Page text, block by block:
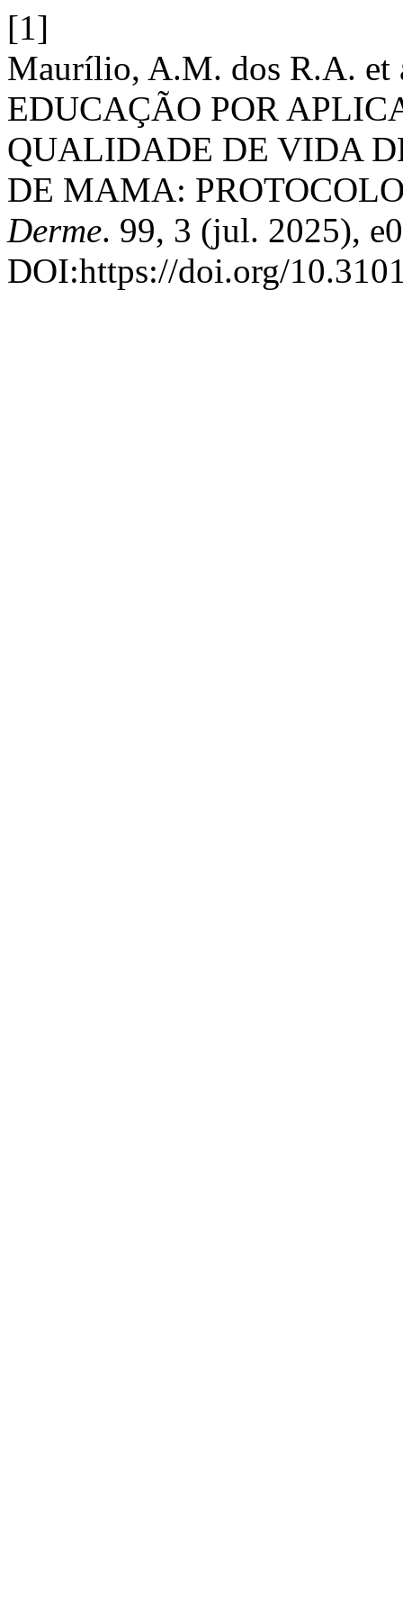
[1]
Maurílio, A.M. dos R.A. et
EDUCAÇÃO POR
QUALIDADE DE VIDA
DE MAMA:
Derme. 99, 3 (jul. 2025),
DOI:https://doi.org/